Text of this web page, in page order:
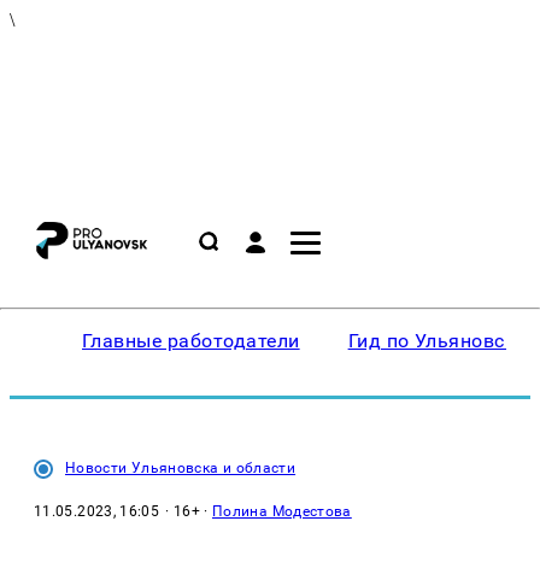
\
Главные работодатели Гид по Ульяновску
Новости Ульяновска и области
11.05.2023, 16:05 · 16+ · Полина Модестова